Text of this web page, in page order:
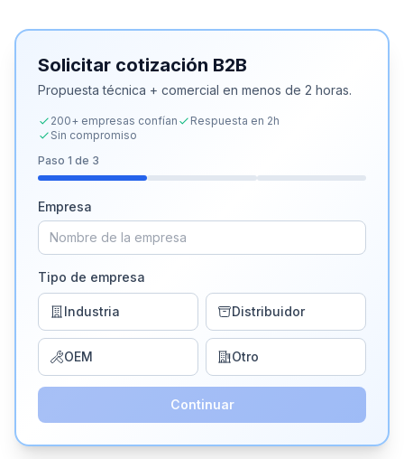
Solicitar cotización B2B
Propuesta técnica + comercial en menos de 2 horas.
200+ empresas confían
Respuesta en 2h
Sin compromiso
Paso 1 de 3
Empresa
Tipo de empresa
Industria Distribuidor
OEM Otro
Continuar